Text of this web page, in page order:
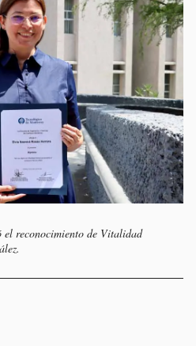
reconocimiento de Vitalidad